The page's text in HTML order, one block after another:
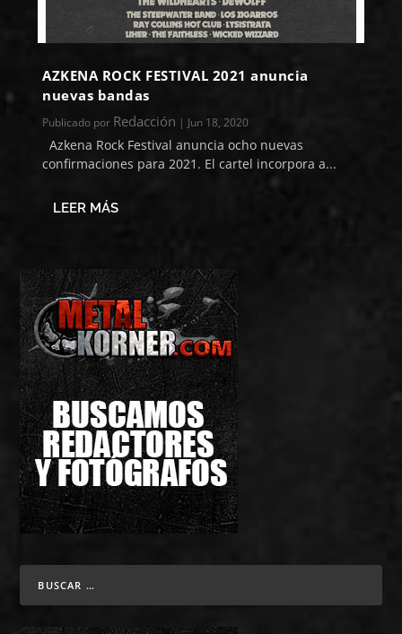
AZKENA ROCK FESTIVAL 2021 anuncia
nuevas bandas
Publicado por Redacción | Jun 18, 2020
Azkena Rock Festival anuncia ocho nuevas
confirmaciones para 2021. El cartel incorpora a...
LEER MÁS